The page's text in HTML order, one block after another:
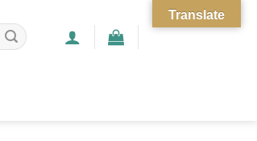
Translate